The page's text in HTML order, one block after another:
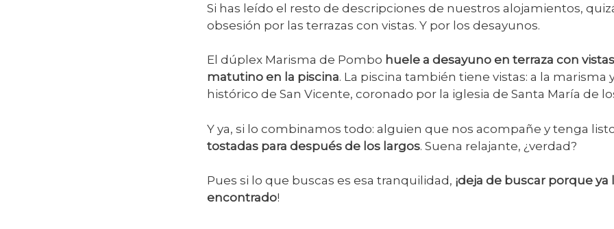
Si has leído el resto de descripciones de nuestros alojamientos,
obsesión por las terrazas con vistas. Y por los desayunos.
El dúplex Marisma de Pombo huele a desayuno en terraza con
matutino en la piscina. La piscina también tiene vistas: a la marisma
histórico de San Vicente, coronado por la iglesia de Santa María de
Y ya, si lo combinamos todo: alguien que nos acompañe y tenga
tostadas para después de los largos. Suena relajante, ¿verdad?
Pues si lo que buscas es esa tranquilidad, ¡deja de buscar porque ya
encontrado!